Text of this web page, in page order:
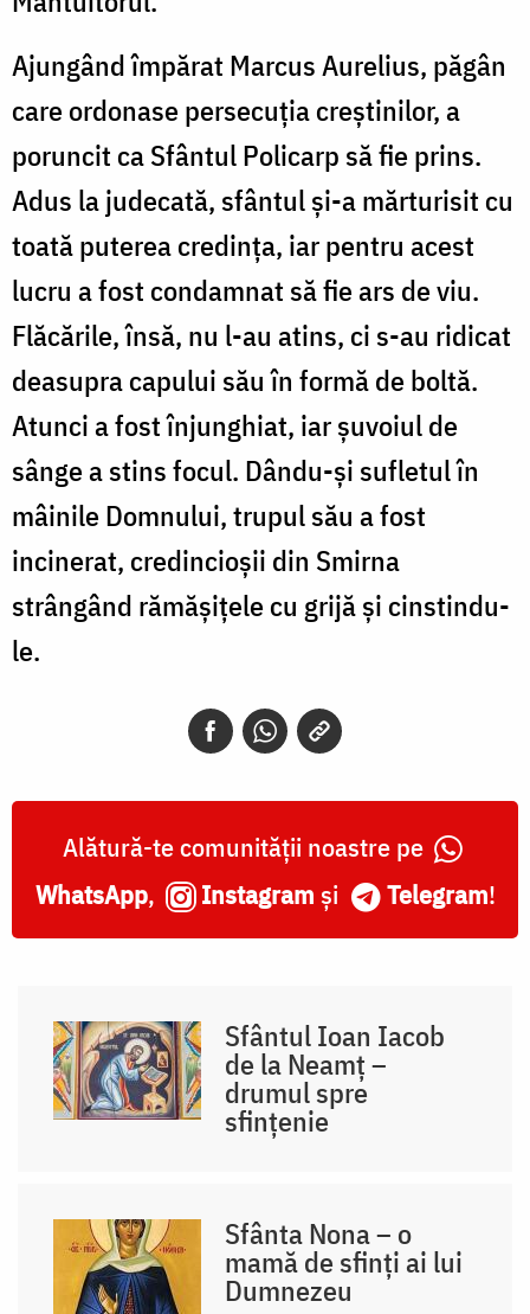
Ajungând împărat Marcus Aurelius, păgân
care ordonase persecuția creștinilor, a
poruncit ca Sfântul Policarp să fie prins.
Adus la judecată, sfântul și-a mărturisit cu
toată puterea credința, iar pentru acest
lucru a fost condamnat să fie ars de viu.
Flăcările, însă, nu l-au atins, ci s-au ridicat
deasupra capului său în formă de boltă.
Atunci a fost înjunghiat, iar șuvoiul de
sânge a stins focul. Dându-și sufletul în
mâinile Domnului, trupul său a fost
incinerat, credincioșii din Smirna
strângând rămășițele cu grijă și cinstindu-
le.
Alătură-te comunității noastre pe
WhatsApp, Instagram și Telegram!
Sfântul Ioan Iacob
de la Neamț –
drumul spre
sfințenie
Sfânta Nona – o
mamă de sfinți ai lui
Dumnezeu